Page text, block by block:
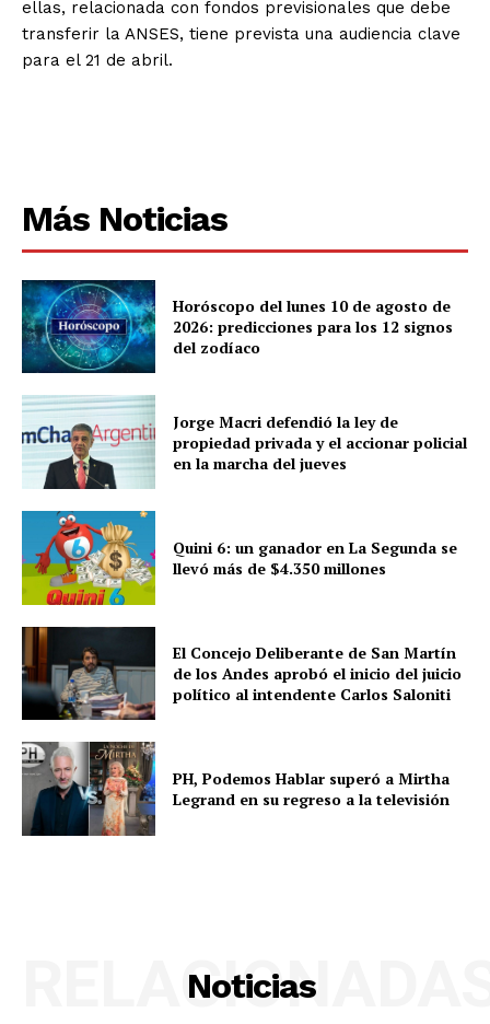
ellas, relacionada con fondos previsionales que debe
transferir la ANSES, tiene prevista una audiencia clave
para el 21 de abril.
Más Noticias
Horóscopo del lunes 10 de agosto de
2026: predicciones para los 12 signos
del zodíaco
Jorge Macri defendió la ley de
propiedad privada y el accionar policial
en la marcha del jueves
Quini 6: un ganador en La Segunda se
llevó más de $4.350 millones
El Concejo Deliberante de San Martín
de los Andes aprobó el inicio del juicio
político al intendente Carlos Saloniti
PH, Podemos Hablar superó a Mirtha
Legrand en su regreso a la televisión
Noticias